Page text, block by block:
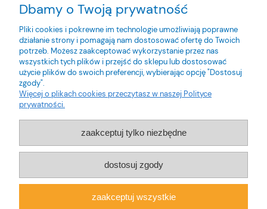
Twoje dane będą przetwarzane zgodnie z nasząpolityką
prywatności
Pomoc
Moje konto
Dbamy o Twoją prywatność
Pliki cookies i pokrewne im technologie umożliwiają poprawne
działanie strony i pomagają nam dostosować ofertę do Twoich
potrzeb. Możesz zaakceptować wykorzystanie przez nas
wszystkich tych plików i przejść do sklepu lub dostosować
użycie plików do swoich preferencji, wybierając opcję "Dostosuj
zgody".
Więcej o plikach cookies przeczytasz w naszej Polityce
prywatności.
zaakceptuj tylko niezbędne
dostosuj zgody
zaakceptuj wszystkie